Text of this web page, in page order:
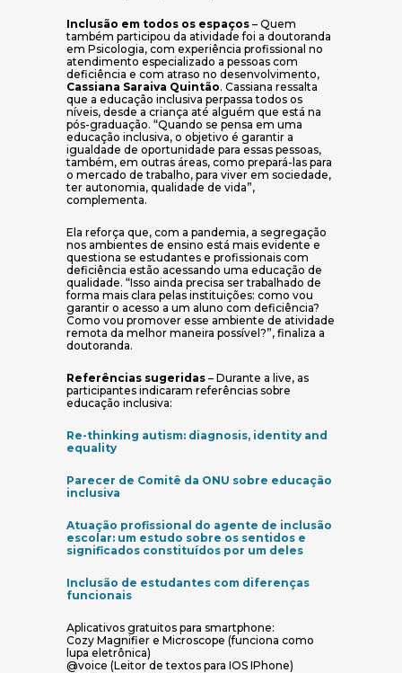
Inclusão em todos os espaços – Quem
também participou da atividade foi a doutoranda
em Psicologia, com experiência profissional no
atendimento especializado a pessoas com
deficiência e com atraso no desenvolvimento,
Cassiana Saraiva Quintão. Cassiana ressalta
que a educação inclusiva perpassa todos os
níveis, desde a criança até alguém que está na
pós-graduação. “Quando se pensa em uma
educação inclusiva, o objetivo é garantir a
igualdade de oportunidade para essas pessoas,
também, em outras áreas, como prepará-las para
o mercado de trabalho, para viver em sociedade,
ter autonomia, qualidade de vida”,
complementa.
Ela reforça que, com a pandemia, a segregação
nos ambientes de ensino está mais evidente e
questiona se estudantes e profissionais com
deficiência estão acessando uma educação de
qualidade. “Isso ainda precisa ser trabalhado de
forma mais clara pelas instituições: como vou
garantir o acesso a um aluno com deficiência?
Como vou promover esse ambiente de atividade
remota da melhor maneira possível?”, finaliza a
doutoranda.
Referências sugeridas – Durante a live, as
participantes indicaram referências sobre
educação inclusiva:
Re-thinking autism: diagnosis, identity and
equality(abre em nova janela)
Parecer de Comitê da ONU sobre educação
inclusiva
Atuação profissional do agente de inclusão
escolar: um estudo sobre os sentidos e
significados constituídos por um deles
Inclusão de estudantes com diferenças
funcionais(abre em nova janela)
Aplicativos gratuitos para smartphone:
Cozy Magnifier e Microscope (funciona como
lupa eletrônica)
@voice (Leitor de textos para IOS IPhone)